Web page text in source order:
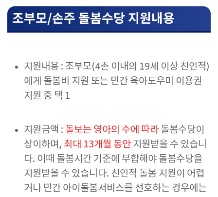
조부모/손주 돌봄수당 지원내용
지원내용 : 조부모(4촌 이내의 19세 이상 친인척)
에게 돌봄비 지원 또는 민간 육아도우미 이용권
지원 중 택 1
지원금액 : 돌보는 영아의 수에 따라 돌봄수당이
상이하며, 최대 13개월 동안 지원받을 수 있습니
다. 이때 돌봄시간 기준에 부합해야 돌봄수당을
지원받을 수 있습니다. 친인척 돌봄 지원이 어렵
거나 민간 아이돌봄서비스를 선호하는 경우에는